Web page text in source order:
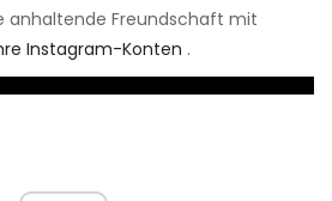
anhaltende Freundschaft mit
Instagram-Konten .